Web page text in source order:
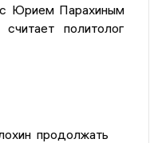
с Юрием Парахиным
политолог
продолжать